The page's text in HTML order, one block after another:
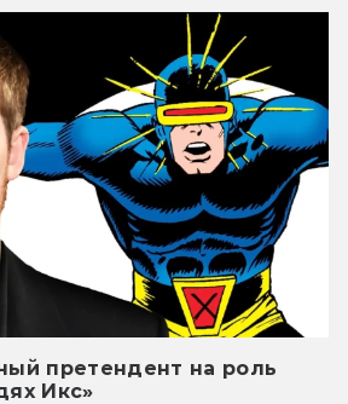
претендент на роль
Икс»